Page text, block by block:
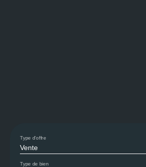
Vente
Type d'offre
Type de bien